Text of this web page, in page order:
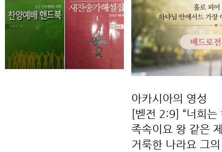
아카시아의 영성
[벧전 2:9] “너희는
족속이요 왕 같은
거룩한 나라요 그